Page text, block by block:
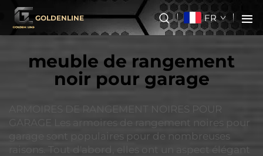
GOLDENLINE FR
meuble de rangement
noir pour garage
ARMOIRES DE RANGEMENT NOIRES POUR
GARAGE Les armoires de rangement noires pour
garage sont populaires pour de nombreuses
raisons. Tout d'abord, elles ont un aspect élégant